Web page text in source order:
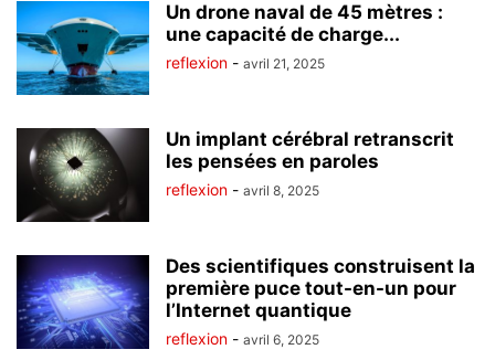
Un drone naval de 45 mètres :
une capacité de charge...
reflexion - avril 21, 2025
Un implant cérébral retranscrit
les pensées en paroles
reflexion - avril 8, 2025
Des scientifiques construisent la
première puce tout-en-un pour
l’Internet quantique
reflexion - avril 6, 2025